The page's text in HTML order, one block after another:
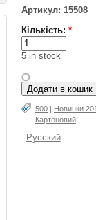
Артикул: 15508
Кількість: *
5 in stock
500
Нoвинки
Картоновий
Русский